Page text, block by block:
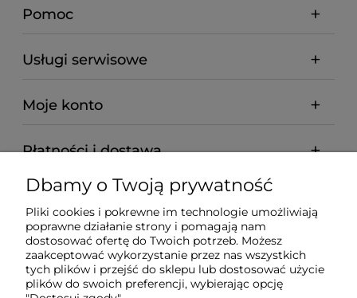
Pomoc
Usługi serwisowe
Moje konto
Płatności i dostawa
Informacje
O nas
Dbamy o Twoją prywatność
Pliki cookies i pokrewne im technologie umożliwiają
poprawne działanie strony i pomagają nam
dostosować ofertę do Twoich potrzeb. Możesz
zaakceptować wykorzystanie przez nas wszystkich
tych plików i przejść do sklepu lub dostosować użycie
plików do swoich preferencji, wybierając opcję